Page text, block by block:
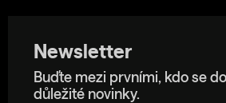
Newsletter
Buďte mezi prvními, kdo se
důležité novinky.